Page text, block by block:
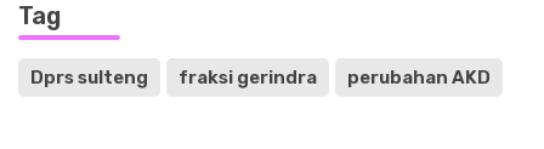
Tag
Dprs sulteng fraksi gerindra perubahan AKD